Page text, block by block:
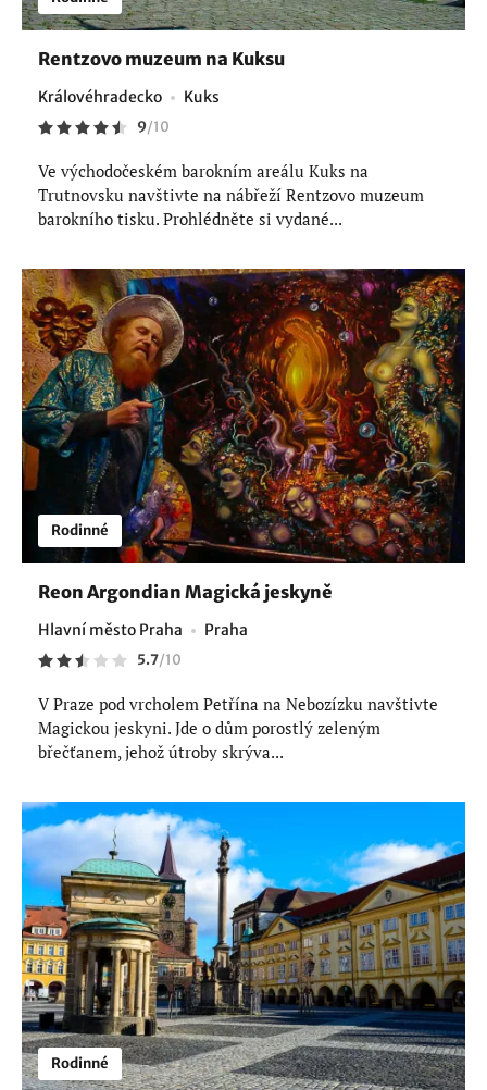
Rentzovo muzeum na Kuksu
Královéhradecko Kuks
9/10
Ve východočeském barokním areálu Kuks na
Trutnovsku navštivte na nábřeží Rentzovo muzeum
barokního tisku. Prohlédněte si vydané...
Rodinné
Reon Argondian Magická jeskyně
Hlavní město Praha Praha
5.7/10
V Praze pod vrcholem Petřína na Nebozízku navštivte
Magickou jeskyni. Jde o dům porostlý zeleným
břečťanem, jehož útroby skrýva...
Rodinné